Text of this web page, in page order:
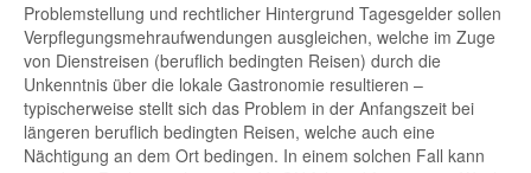
Problemstellung und rechtlicher Hintergrund Tagesgelder sollen
Verpflegungsmehraufwendungen ausgleichen, welche im Zuge
von Dienstreisen (beruflich bedingten Reisen) durch die
Unkenntnis über die lokale Gastronomie resultieren –
typischerweise stellt sich das Problem in der Anfangszeit bei
längeren beruflich bedingten Reisen, welche auch eine
Nächtigung an dem Ort bedingen. In einem solchen Fall kann